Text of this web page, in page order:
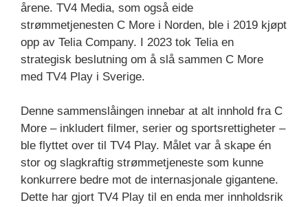
årene. TV4 Media, som også eide
strømmetjenesten C More i Norden, ble i 2019 kjøpt
opp av Telia Company. I 2023 tok Telia en
strategisk beslutning om å slå sammen C More
med TV4 Play i Sverige.
Denne sammenslåingen innebar at alt innhold fra C
More – inkludert filmer, serier og sportsrettigheter –
ble flyttet over til TV4 Play. Målet var å skape én
stor og slagkraftig strømmetjeneste som kunne
konkurrere bedre mot de internasjonale gigantene.
Dette har gjort TV4 Play til en enda mer innholdsrik